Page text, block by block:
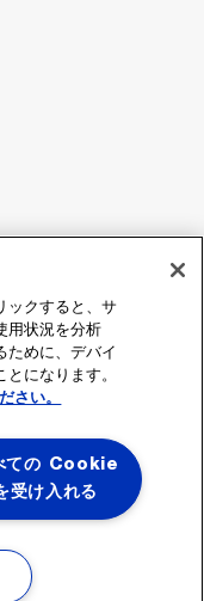
ックすると、サ
用状況を分析
ために、デバイ
になります。
さい。
ての Cookie
受け入れる